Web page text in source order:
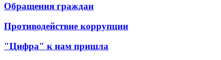
Обращения граждан
Противодействие коррупции
"Цифра" к нам пришла